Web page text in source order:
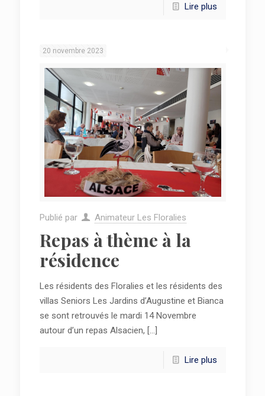
Lire plus
20 novembre 2023
Publié par Animateur Les Floralies
Repas à thème à la
résidence
Les résidents des Floralies et les résidents des
villas Seniors Les Jardins d’Augustine et Bianca
se sont retrouvés le mardi 14 Novembre
autour d’un repas Alsacien, […]
Lire plus